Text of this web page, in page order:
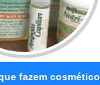
fazem cosmético